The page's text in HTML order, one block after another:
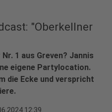
"Oberkellner
1 aus Greven? Jannis
eigene Partylocation.
die Ecke und verspricht
12:39